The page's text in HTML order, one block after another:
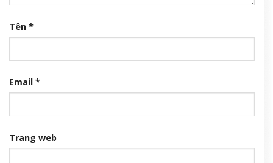
Tên *
Email *
Trang web